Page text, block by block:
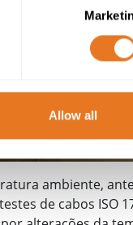
Allow all
ambiente,
testes de cabos ISO